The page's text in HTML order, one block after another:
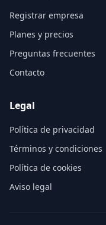
Registrar empresa
Planes y precios
Preguntas frecuentes
Contacto
Legal
Política de privacidad
Términos y condiciones
Política de cookies
Aviso legal